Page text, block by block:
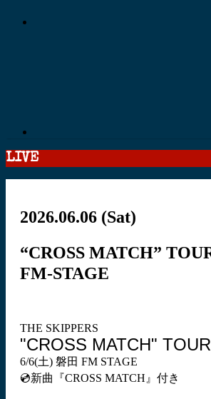
LIVE
2026.06.06 (Sat)
“CROSS MATCH”
FM-STAGE
THE SKIPPERS
"CROSS MATCH" TOUR
6/6(土) 磐田 FM STAGE
💿新曲『CROSS MATCH』付き